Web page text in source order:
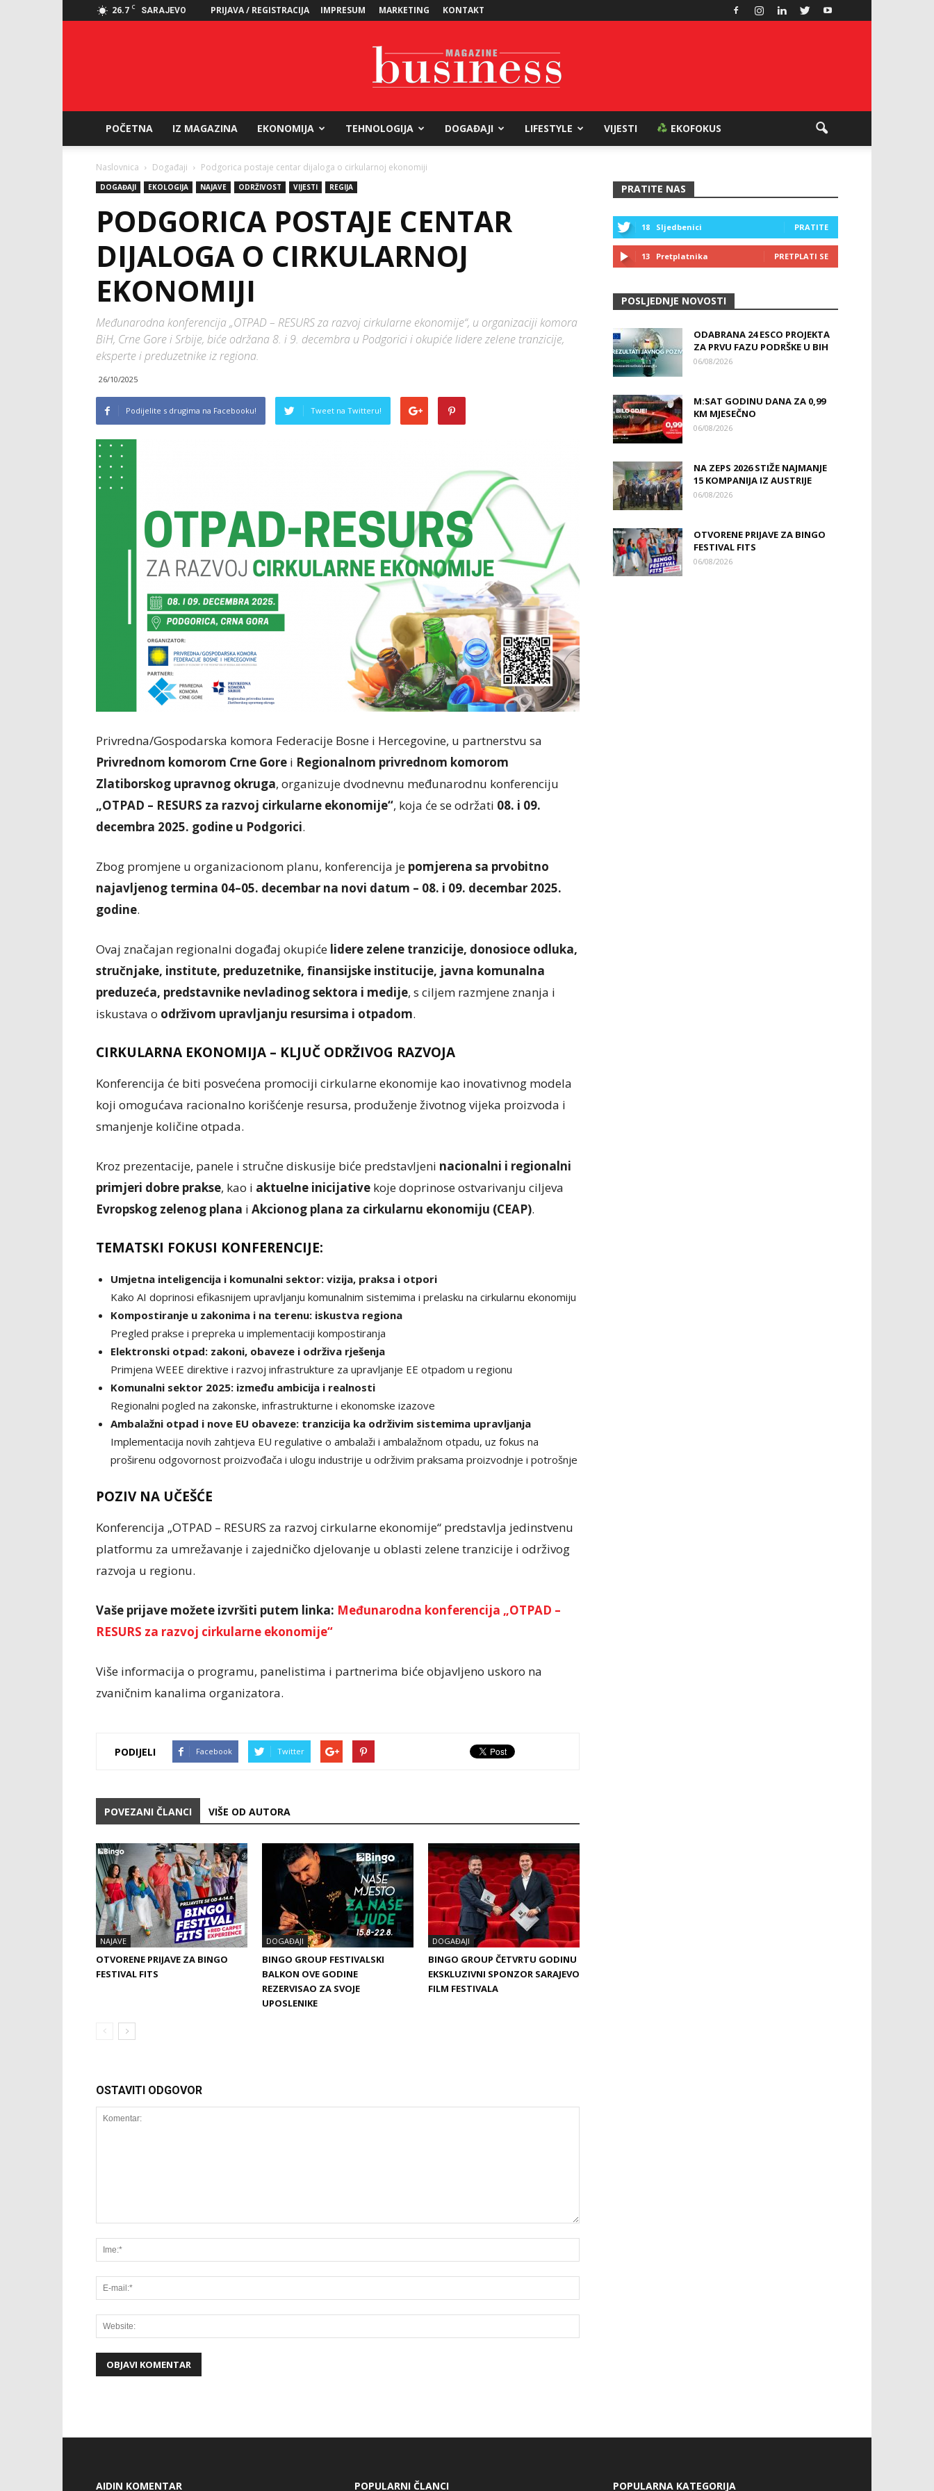
26.7 C SARAJEVO PRIJAVA / REGISTRACIJA IMPRESUM MARKETING KONTAKT
Magazine
POČETNA IZ MAGAZINA EKONOMIJA TEHNOLOGIJA DOGAĐAJI LIFESTYLE VIJESTI EKOFOKUS
Naslovnica Događaji Podgorica postaje centar dijaloga o cirkularnoj ekonomiji
DOGAĐAJI EKOLOGIJA NAJAVE ODRŽIVOST VIJESTI REGIJA
PODGORICA POSTAJE CENTAR
DIJALOGA O CIRKULARNOJ
EKONOMIJI
Međunarodna konferencija „OTPAD – RESURS za razvoj cirkularne ekonomije“, u organizaciji komora
BiH, Crne Gore i Srbije, biće održana 8. i 9. decembra u Podgorici i okupiće lidere zelene tranzicije,
eksperte i preduzetnike iz regiona.
26/10/2025
Podijelite s drugima na Facebooku! Tweet na Twitteru!
Privredna/Gospodarska komora Federacije Bosne i Hercegovine, u partnerstvu sa
Privrednom komorom Crne Gore i Regionalnom privrednom komorom
Zlatiborskog upravnog okruga, organizuje dvodnevnu međunarodnu konferenciju
„OTPAD – RESURS za razvoj cirkularne ekonomije“, koja će se održati 08. i 09.
decembra 2025. godine u Podgorici.
Zbog promjene u organizacionom planu, konferencija je pomjerena sa prvobitno
najavljenog termina 04–05. decembar na novi datum – 08. i 09. decembar 2025.
godine.
Ovaj značajan regionalni događaj okupiće lidere zelene tranzicije, donosioce odluka,
stručnjake, institute, preduzetnike, finansijske institucije, javna komunalna
preduzeća, predstavnike nevladinog sektora i medije, s ciljem razmjene znanja i
iskustava o održivom upravljanju resursima i otpadom.
CIRKULARNA EKONOMIJA – KLJUČ ODRŽIVOG RAZVOJA
Konferencija će biti posvećena promociji cirkularne ekonomije kao inovativnog modela
koji omogućava racionalno korišćenje resursa, produženje životnog vijeka proizvoda i
smanjenje količine otpada.
Kroz prezentacije, panele i stručne diskusije biće predstavljeni nacionalni i regionalni
primjeri dobre prakse, kao i aktuelne inicijative koje doprinose ostvarivanju ciljeva
Evropskog zelenog plana i Akcionog plana za cirkularnu ekonomiju (CEAP).
TEMATSKI FOKUSI KONFERENCIJE:
Umjetna inteligencija i komunalni sektor: vizija, praksa i otpori
Kako AI doprinosi efikasnijem upravljanju komunalnim sistemima i prelasku na cirkularnu ekonomiju
Kompostiranje u zakonima i na terenu: iskustva regiona
Pregled prakse i prepreka u implementaciji kompostiranja
Elektronski otpad: zakoni, obaveze i održiva rješenja
Primjena WEEE direktive i razvoj infrastrukture za upravljanje EE otpadom u regionu
Komunalni sektor 2025: između ambicija i realnosti
Regionalni pogled na zakonske, infrastrukturne i ekonomske izazove
Ambalažni otpad i nove EU obaveze: tranzicija ka održivim sistemima upravljanja
Implementacija novih zahtjeva EU regulative o ambalaži i ambalažnom otpadu, uz fokus na
proširenu odgovornost proizvođača i ulogu industrije u održivim praksama proizvodnje i potrošnje
POZIV NA UČEŠĆE
Konferencija „OTPAD – RESURS za razvoj cirkularne ekonomije“ predstavlja jedinstvenu
platformu za umrežavanje i zajedničko djelovanje u oblasti zelene tranzicije i održivog
razvoja u regionu.
Vaše prijave možete izvršiti putem linka: Međunarodna konferencija „OTPAD –
RESURS za razvoj cirkularne ekonomije“
Više informacija o programu, panelistima i partnerima biće objavljeno uskoro na
zvaničnim kanalima organizatora.
PODIJELI Facebook Twitter
POVEZANI ČLANCI VIŠE OD AUTORA
NAJAVE
OTVORENE PRIJAVE ZA BINGO
FESTIVAL FITS
DOGAĐAJI
BINGO GROUP FESTIVALSKI
BALKON OVE GODINE
REZERVISAO ZA SVOJE
UPOSLENIKE
DOGAĐAJI
BINGO GROUP ČETVRTU GODINU
EKSKLUZIVNI SPONZOR SARAJEVO
FILM FESTIVALA
OSTAVITI ODGOVOR
PRATITE NAS
18 Sljedbenici PRATITE
13 Pretplatnika PRETPLATI SE
POSLJEDNJE NOVOSTI
ODABRANA 24 ESCO PROJEKTA
ZA PRVU FAZU PODRŠKE U BIH
06/08/2026
M:SAT GODINU DANA ZA 0,99
KM MJESEČNO
06/08/2026
NA ZEPS 2026 STIŽE NAJMANJE
15 KOMPANIJA IZ AUSTRIJE
06/08/2026
OTVORENE PRIJAVE ZA BINGO
FESTIVAL FITS
06/08/2026
AIDIN KOMENTAR POPULARNI ČLANCI POPULARNA KATEGORIJA